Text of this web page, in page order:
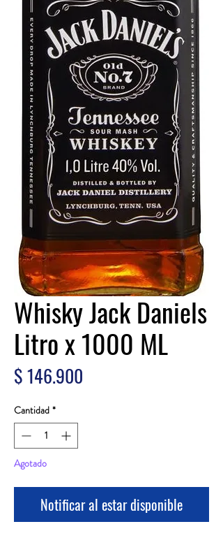
Whisky Jack Daniels
Litro x 1000 ML
$ 146.900
Cantidad *
Agotado
Notificar al estar disponible